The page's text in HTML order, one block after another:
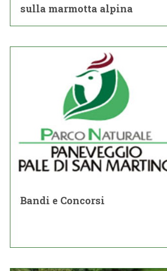
sulla marmotta alpina
Bandi e Concorsi